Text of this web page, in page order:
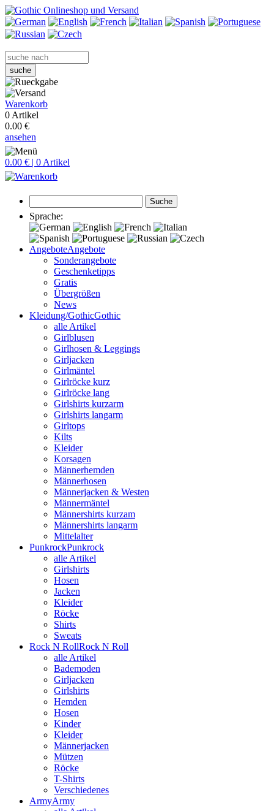
suche
Warenkorb
0 Artikel
0.00 €
ansehen
0.00 € | 0 Artikel
Suche
Sprache:
AngeboteAngebote
Sonderangebote
Geschenketipps
Gratis
Übergrößen
News
Kleidung/GothicGothic
alle Artikel
Girlblusen
Girlhosen & Leggings
Girljacken
Girlmäntel
Girlröcke kurz
Girlröcke lang
Girlshirts kurzarm
Girlshirts langarm
Girltops
Kilts
Kleider
Korsagen
Männerhemden
Männerhosen
Männerjacken & Westen
Männermäntel
Männershirts kurzam
Männershirts langarm
Mittelalter
PunkrockPunkrock
alle Artikel
Girlshirts
Hosen
Jacken
Kleider
Röcke
Shirts
Sweats
Rock N RollRock N Roll
alle Artikel
Bademoden
Girljacken
Girlshirts
Hemden
Hosen
Kinder
Kleider
Männerjacken
Mützen
Röcke
T-Shirts
Verschiedenes
ArmyArmy